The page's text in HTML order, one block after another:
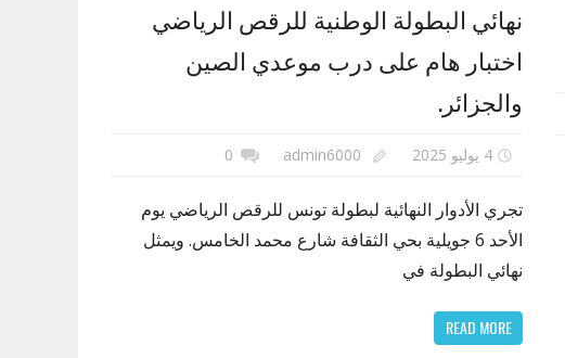
نهائي البطولة الوطنية للرقص الرياضي
اختبار هام على درب موعدي الصين
والجزائر.
4 يوليو 2025 admin6000
0
تجري الأدوار النهائية لبطولة تونس للرقص الرياضي يوم
الأحد 6 جويلية بحي الثقافة شارع محمد الخامس. ويمثل
نهائي البطولة في
READ MORE